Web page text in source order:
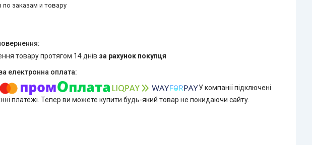
заказам и товару
товару протягом 14 днів за рахунок покупця
У компанії підключені
платежі. Тепер ви можете купити будь-який товар не покидаючи сайту.